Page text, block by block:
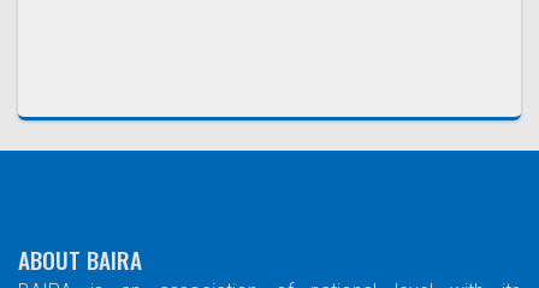
ABOUT BAIRA